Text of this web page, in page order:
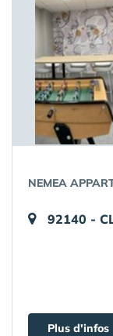
NEMEA
92140 -
Plus d'infos